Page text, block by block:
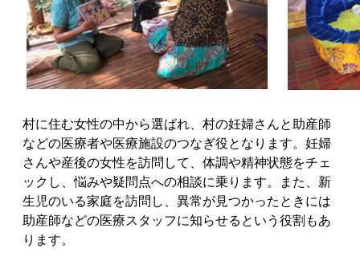
村に住む女性の中から選ばれ、村の妊婦さんと助産師
などの医療者や医療施設のつなぎ役となります。妊婦
さんや産後の女性を訪問して、体調や精神状態をチェ
ックし、悩みや疑問点への相談に乗ります。また、新
生児のいる家庭を訪問し、異常が見つかったときには
助産師などの医療スタッフに知らせるという役割もあ
ります。